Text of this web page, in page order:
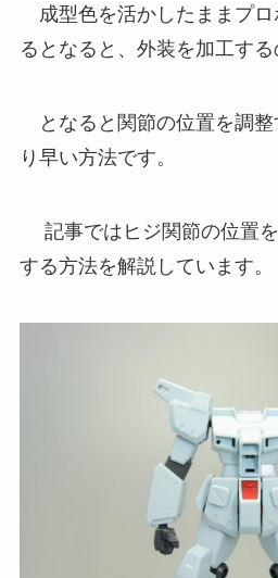
成型色を活かしたままプロ
るとなると、外装を加工する
となると関節の位置を調整
り早い方法です。
記事ではヒジ関節の位置
する方法を解説しています。